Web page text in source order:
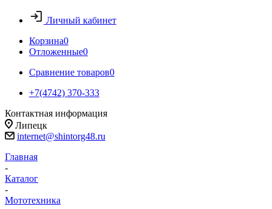
Личный кабинет
Корзина0
Отложенные0
Сравнение товаров0
+7(4742) 370-333
Контактная информация
Липецк
internet@shintorg48.ru
Главная
-
Каталог
-
Мототехника